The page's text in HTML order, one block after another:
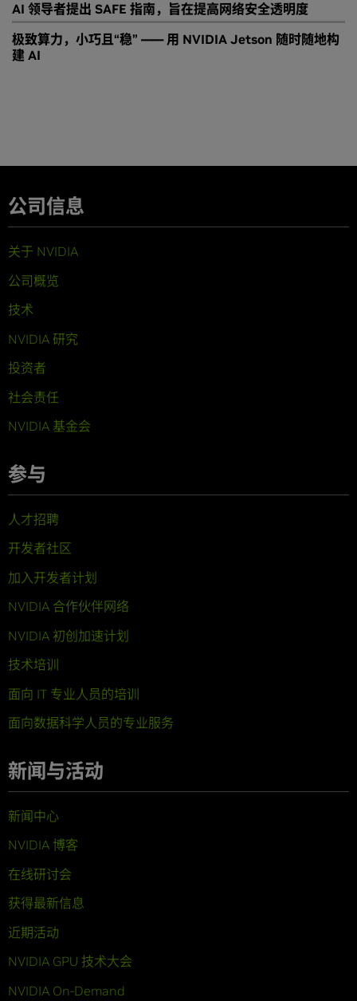
AI 领导者提出 SAFE 指南，旨在提高网络安全透明度
极致算力，小巧且“稳” —— 用 NVIDIA Jetson 随时随地构
建 AI
公司信息
关于 NVIDIA
公司概览
技术
NVIDIA 研究
投资者
社会责任
NVIDIA 基金会
参与
人才招聘
开发者社区
加入开发者计划
NVIDIA 合作伙伴网络
NVIDIA 初创加速计划
技术培训
面向 IT 专业人员的培训
面向数据科学人员的专业服务
新闻与活动
新闻中心
NVIDIA 博客
在线研讨会
获得最新信息
近期活动
NVIDIA GPU 技术大会
NVIDIA On-Demand